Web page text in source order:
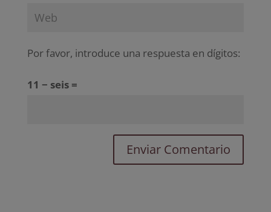
Por favor, introduce una respuesta en dígitos:
11 − seis =